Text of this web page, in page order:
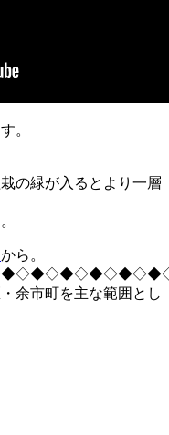
。
の緑が入るとより一層
から。
余市町を主な範囲とし